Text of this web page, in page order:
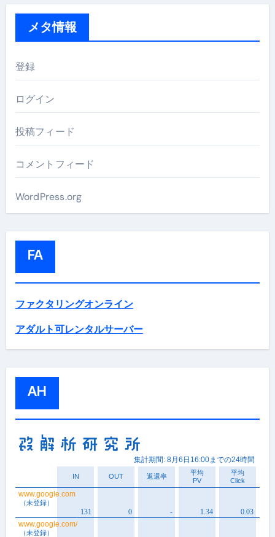
メタ情報
登録
ログイン
投稿フィード
コメントフィード
WordPress.org
FA
ファクタリングオンライン
アダルト可レンタルサーバー
AH